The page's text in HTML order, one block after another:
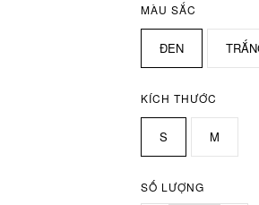
MÀU SẮC
ĐEN
KÍCH THƯỚC
S M
SỐ LƯỢNG